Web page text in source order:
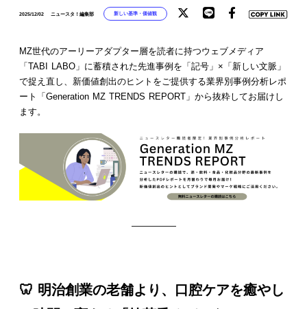
2025/12/02 ニュースタ！編集部 新しい基準・価値観
MZ世代のアーリーアダプター層を読者に持つウェブメディア
「TABI LABO」に蓄積された先進事例を「記号」×「新しい文脈」
で捉え直し、新価値創出のヒントをご提供する業界別事例分析レポ
ート「Generation MZ TRENDS REPORT」から抜粋してお届けし
ます。
—————
🦷 明治創業の老舗より、口腔ケアを癒やし